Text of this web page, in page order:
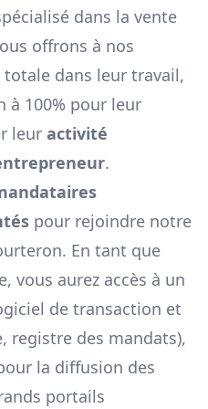
dans la vente
offrons à nos
dans leur travail,
à 100% pour leur
leur activité
.
pour rejoindre notre
. En tant que
vous aurez accès à un
de transaction et
registre des mandats),
la diffusion des
portails